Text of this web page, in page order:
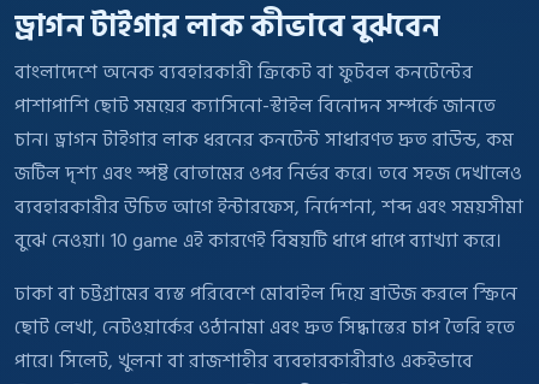
ড্রাগন টাইগার লাক কীভাবে বুঝবেন
বাংলাদেশে অনেক ব্যবহারকারী ক্রিকেট বা ফুটবল কনটেন্টের
পাশাপাশি ছোট সময়ের ক্যাসিনো-স্টাইল বিনোদন সম্পর্কে জানতে
চান। ড্রাগন টাইগার লাক ধরনের কনটেন্ট সাধারণত দ্রুত রাউন্ড, কম
জটিল দৃশ্য এবং স্পষ্ট বোতামের ওপর নির্ভর করে। তবে সহজ দেখালেও
ব্যবহারকারীর উচিত আগে ইন্টারফেস, নির্দেশনা, শব্দ এবং সময়সীমা
বুঝে নেওয়া। 10 game এই কারণেই বিষয়টি ধাপে ধাপে ব্যাখ্যা করে।
ঢাকা বা চট্টগ্রামের ব্যস্ত পরিবেশে মোবাইল দিয়ে ব্রাউজ করলে স্ক্রিনে
ছোট লেখা, নেটওয়ার্কের ওঠানামা এবং দ্রুত সিদ্ধান্তের চাপ তৈরি হতে
পারে। সিলেট, খুলনা বা রাজশাহীর ব্যবহারকারীরাও একইভাবে